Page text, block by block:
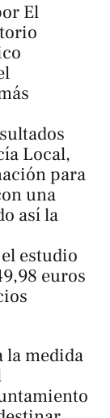
El
Local,
para
una
así la
estudio
euros
medida